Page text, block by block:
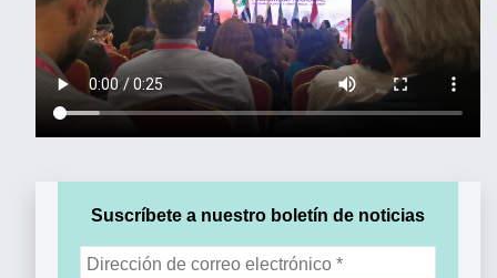
Suscríbete a nuestro boletín de noticias